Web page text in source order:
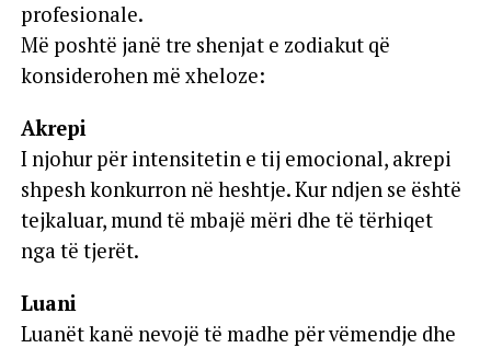
profesionale.
Më poshtë janë tre shenjat e zodiakut që
konsiderohen më xheloze:
Akrepi
I njohur për intensitetin e tij emocional, akrepi
shpesh konkurron në heshtje. Kur ndjen se është
tejkaluar, mund të mbajë mëri dhe të tërhiqet
nga të tjerët.
Luani
Luanët kanë nevojë të madhe për vëmendje dhe